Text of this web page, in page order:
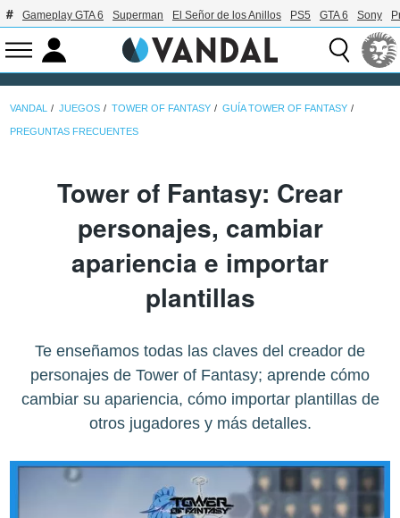
Gameplay GTA 6 Superman El Señor de los Anillos PS5 GTA 6 Sony
VANDAL JUEGOS TOWER OF FANTASY GUÍA TOWER OF FANTASY
PREGUNTAS FRECUENTES
Tower of Fantasy: Crear
personajes, cambiar
apariencia e importar
plantillas
Te enseñamos todas las claves del creador de
personajes de Tower of Fantasy; aprende cómo
cambiar su apariencia, cómo importar plantillas de
otros jugadores y más detalles.